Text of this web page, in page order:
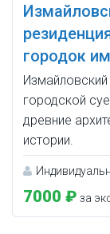
городок
городской
древние
истории.
7000 ₽ за